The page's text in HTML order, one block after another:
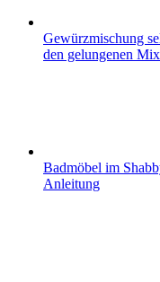
Gewürzmischung
den gelungenen Mix
Badmöbel im
Anleitung